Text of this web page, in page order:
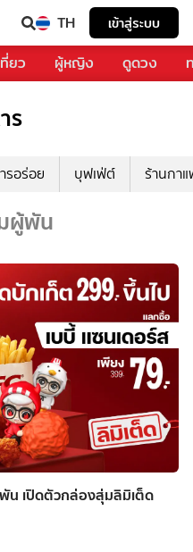
TH เข้าสู่ระบบ
ยว ผู้หญิง ดูดวง
ร
รอร่อย บุฟเฟ่ต์ ร้านกา
ผู้พัน
พัน เปิดตัวกล่องสุ่มลิมิเต็ด